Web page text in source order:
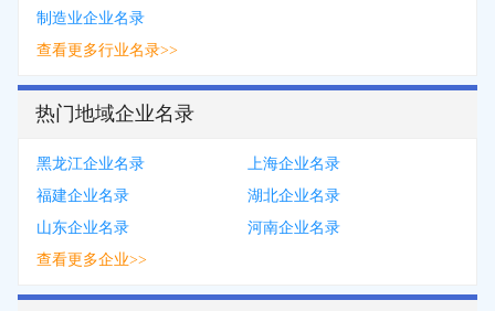
制造业企业名录
查看更多行业名录>>
热门地域企业名录
黑龙江企业名录
上海企业名录
福建企业名录
湖北企业名录
山东企业名录
河南企业名录
查看更多企业>>